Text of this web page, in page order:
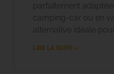
parfaitement
camping-car ou en
alternative idéale
LIRE LA SUITE »